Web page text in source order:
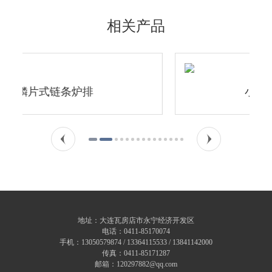
相关产品
地址：大连瓦房店市永宁经济开发区
电话： 0411-85170074
手机： 13050579874 / 13364115533 / 13841142000
传真： 0411-85171287
邮箱： 120297882@qq.com